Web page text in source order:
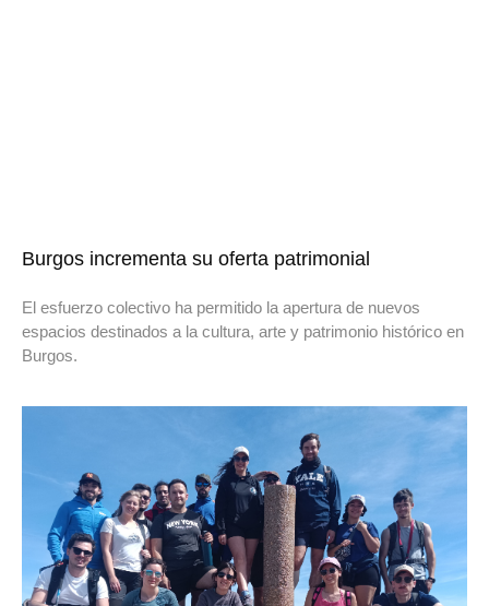
Burgos incrementa su oferta patrimonial
El esfuerzo colectivo ha permitido la apertura de nuevos
espacios destinados a la cultura, arte y patrimonio histórico en
Burgos.